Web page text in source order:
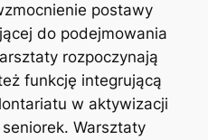
postawy
do podejmowania
rozpoczynają
funkcję integrującą
w aktywizacji
Warsztaty